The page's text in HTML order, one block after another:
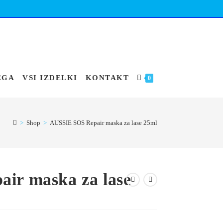
VSI IZDELKI KONTAKT 0
> Shop > AUSSIE SOS Repair maska za lase 25ml
maska za lase